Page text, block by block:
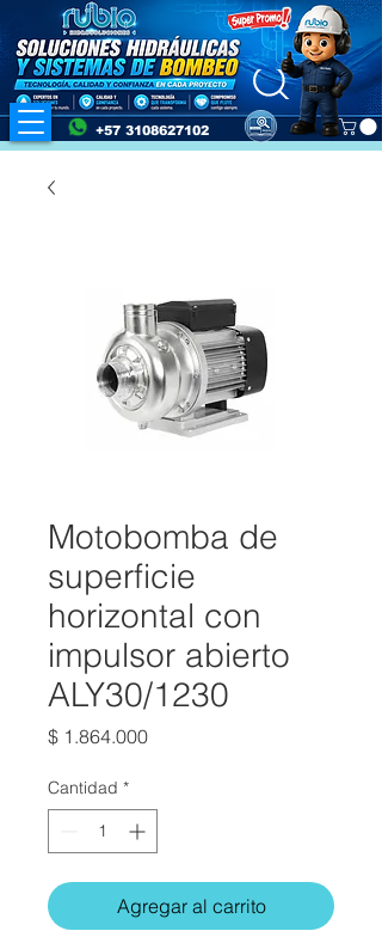
+57 3108627102
Motobomba de
superficie
horizontal con
impulsor abierto
ALY30/1230
$ 1.864.000Precio
Cantidad *
Agregar al carrito